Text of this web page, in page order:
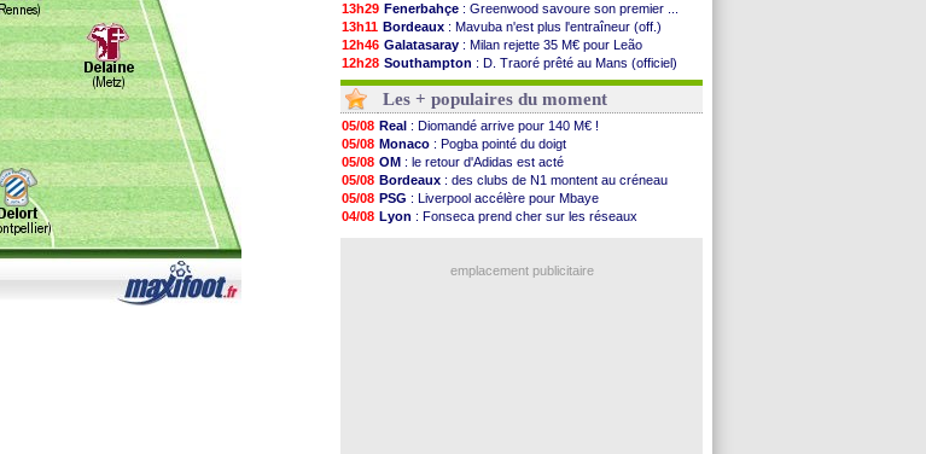
13h29 Fenerbahçe : Greenwood savoure son premier ...
13h11 Bordeaux : Mavuba n'est plus l'entraîneur (off.)
12h46 Galatasaray : Milan rejette 35 M€ pour Leão
12h28 Southampton : D. Traoré prêté au Mans (officiel)
12h10 Real: Vinicius tout proche de prolonger !
11h58
VIDEO : un accueil impressionnant pour Salah !
11h35 Real: Diomandé attendu ce jeudi à Madrid !
11h19
Real : Rodri, la piste Barça se confirme
11h07
PSG: Akliouche arrive ce jeudi à Paris !
10h53
Médias: la Liga quitte beIN Sports !
10h36
PSG: pas d'inquiétude pour Rafael Pol
10h13
Real : ça se complique pour Rodri !
09h51
Barça: Ferran Torres donne son feu vert au ...
: réponse imminente de Vinicius
Les + populaires du moment
05/08 Real : Diomandé arrive pour 140 M€ !
05/08 Monaco : Pogba pointé du doigt
05/08 OM : le retour d'Adidas est acté
05/08 Bordeaux : des clubs de N1 montent au créneau
05/08 PSG : Liverpool accélère pour Mbaye
04/08 Lyon : Fonseca prend cher sur les réseaux
emplacement publicitaire